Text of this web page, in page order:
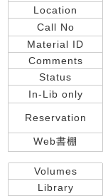
Location
Call No
Material ID
Comments
Status
In-Lib only
Reservation
Web書棚
Volumes
Library